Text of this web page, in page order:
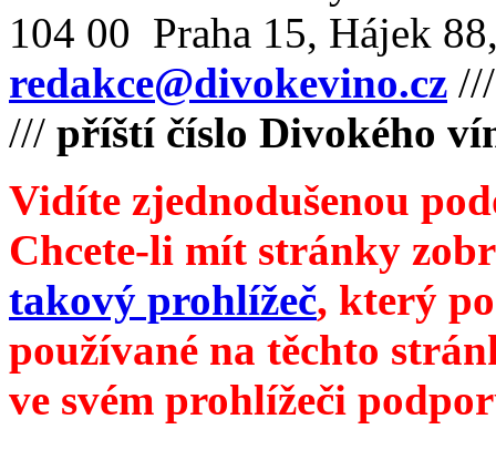
104 00 Praha 15, Hájek
redakce@divokevino.cz
/// příští číslo Divokého
Vidíte zjednodušenou
Chcete-li mít stránky
takový prohlížeč, který
používané na těchto
ve svém prohlížeči